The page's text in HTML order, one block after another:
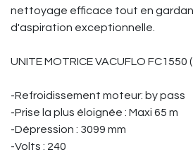
nettoyage efficace tout en
d'aspiration exceptionnelle.
UNITE MOTRICE VACUFLO FC1550
-Refroidissement moteur: by pass
-Prise la plus éloignée : Maxi 65 m
-Dépression : 3099 mm
-Volts : 240